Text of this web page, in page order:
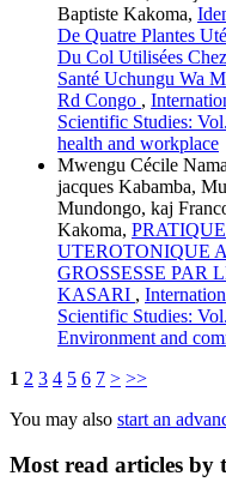
Baptiste Kakoma,
De Quatre Plantes
Du Col Utilisées
Santé Uchungu Wa
Rd Congo ,
Scientific Studies:
health and workplace
Mwengu Cécile
jacques Kabamba,
Mundongo, kaj
Kakoma,
UTEROTONIQUE
GROSSESSE PAR
KASARI ,
Scientific Studies:
Environment and
1 2 3 4 5 6 7 > >>
You may also start an
Most read articles by